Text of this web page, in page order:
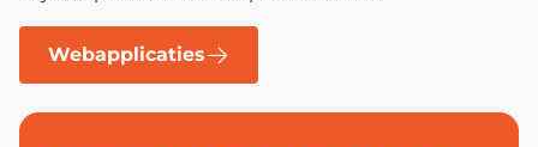
Webapplicaties